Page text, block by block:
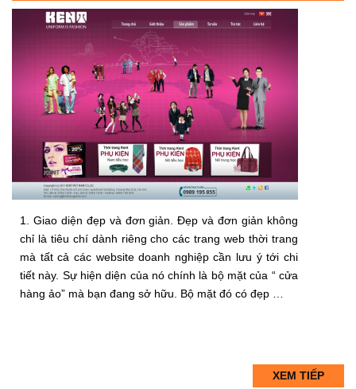
1. Giao diện đẹp và đơn giản. Đẹp và đơn giản không
chỉ là tiêu chí dành riêng cho các trang web thời trang
mà tất cả các website doanh nghiệp cần lưu ý tới chi
tiết này. Sự hiện diện của nó chính là bộ mặt của “ cửa
hàng ảo” mà bạn đang sở hữu. Bộ mặt đó có đẹp …
XEM TIẾP